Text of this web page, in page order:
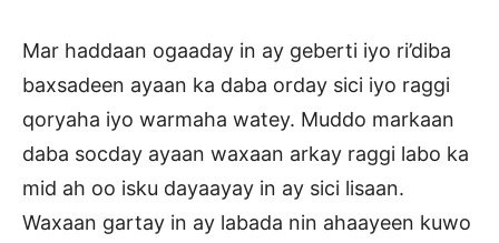
Mar haddaan ogaaday in ay geberti iyo ri’diba
baxsadeen ayaan ka daba orday sici iyo raggi
qoryaha iyo warmaha watey. Muddo markaan
daba socday ayaan waxaan arkay raggi labo ka
mid ah oo isku dayaayay in ay sici lisaan.
Waxaan gartay in ay labada nin ahaayeen kuwo